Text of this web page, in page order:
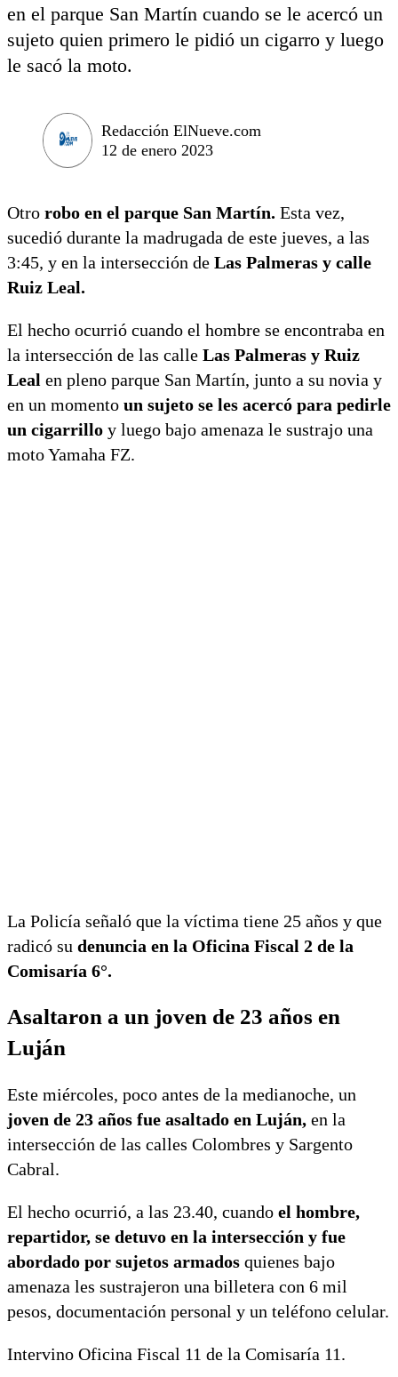
en el parque San Martín cuando se le acercó un
sujeto quien primero le pidió un cigarro y luego
le sacó la moto.
Redacción ElNueve.com
12 de enero 2023
Otro robo en el parque San Martín. Esta vez,
sucedió durante la madrugada de este jueves, a las
3:45, y en la intersección de Las Palmeras y calle
Ruiz Leal.
El hecho ocurrió cuando el hombre se encontraba en
la intersección de las calle Las Palmeras y Ruiz
Leal en pleno parque San Martín, junto a su novia y
en un momento un sujeto se les acercó para pedirle
un cigarrillo y luego bajo amenaza le sustrajo una
moto Yamaha FZ.
La Policía señaló que la víctima tiene 25 años y que
radicó su denuncia en la Oficina Fiscal 2 de la
Comisaría 6°.
Asaltaron a un joven de 23 años en
Luján
Este miércoles, poco antes de la medianoche, un
joven de 23 años fue asaltado en Luján, en la
intersección de las calles Colombres y Sargento
Cabral.
El hecho ocurrió, a las 23.40, cuando el hombre,
repartidor, se detuvo en la intersección y fue
abordado por sujetos armados quienes bajo
amenaza les sustrajeron una billetera con 6 mil
pesos, documentación personal y un teléfono celular.
Intervino Oficina Fiscal 11 de la Comisaría 11.